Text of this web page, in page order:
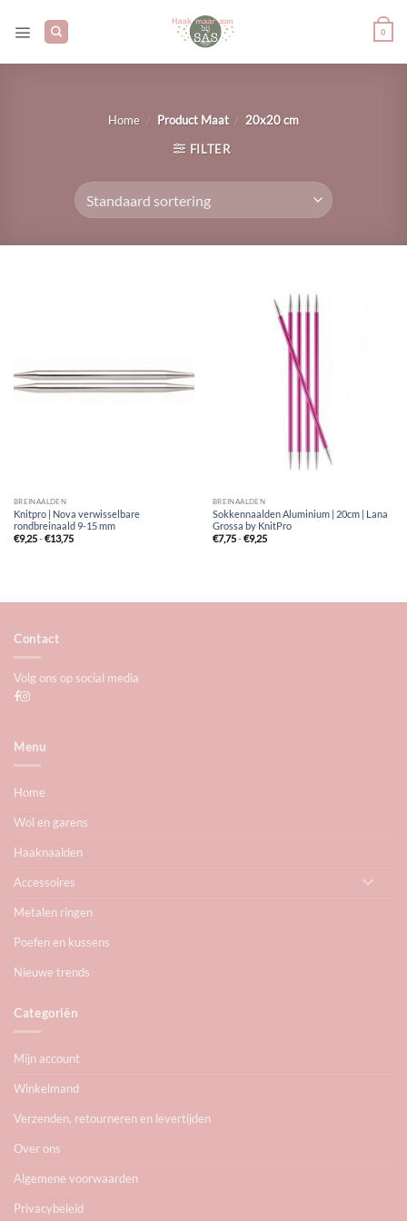
naar
0
Home / Product Maat / 20x20 cm
FILTER
BREINAALDEN
Knitpro | Nova verwisselbare
rondbreinaald 9-15 mm
€9,25-€13,75Prijsklasse:
€9,25
BREINAALDEN
Sokkennaalden Aluminium | 20cm | Lana
Grossa by KnitPro
€7,75-€9,25Prijsklasse:
€7,75
Contact
Volg ons op social media
Menu
Home
Wol en garens
Haaknaalden
Accessoires
Metalen ringen
Poefen en kussens
Nieuwe trends
Categoriën
Mijn account
Winkelmand
Verzenden, retourneren en levertijden
Over ons
Algemene voorwaarden
Privacybeleid